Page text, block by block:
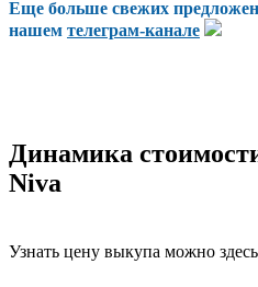
Еще больше свежих
нашем телеграм-канале
Динамика
Niva
Узнать цену выкупа можно здесь